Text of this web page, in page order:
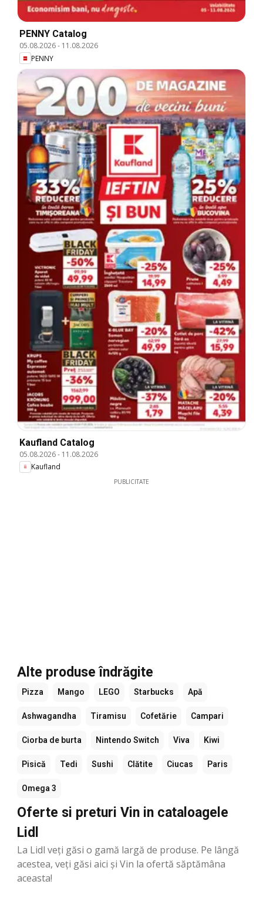
PENNY Catalog
05.08.2026- 11.08.2026
PENNY
Kaufland Catalog
05.08.2026- 11.08.2026
Kaufland
PUBLICITATE
Alte produse îndrăgite
Pizza Mango LEGO Starbucks Apă
Ashwagandha Tiramisu Cofetărie Campari
Ciorba de burta Nintendo Switch Viva Kiwi
Pisică Tedi Sushi Clătite Ciucas Paris
Omega 3
Oferte si preturi Vin in cataloagele
Lidl
La Lidl veți găsi o gamă largă de produse. Pe lângă
acestea, veți găsi aici și Vin la ofertă săptămâna
aceasta!